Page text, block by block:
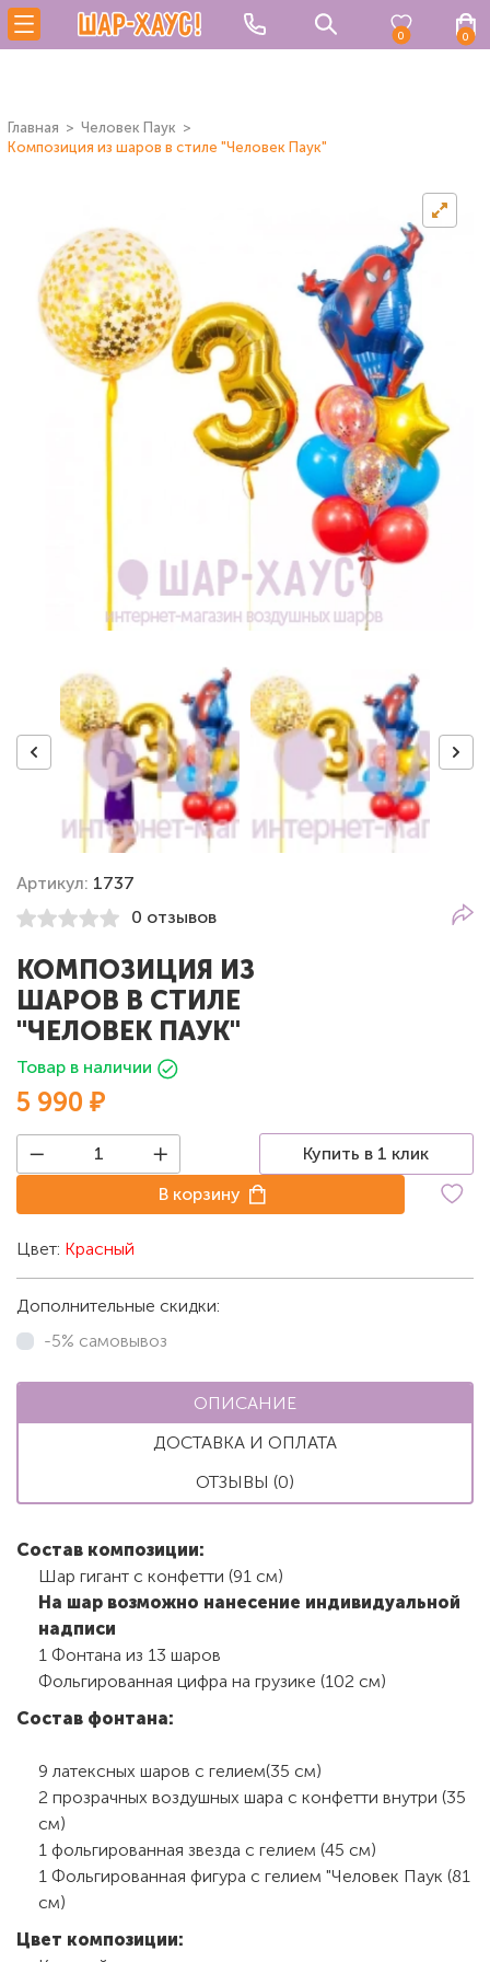
0 0
Главная
Человек Паук
Композиция из шаров в стиле "Человек Паук"
Артикул: 1737
0 отзывов
КОМПОЗИЦИЯ ИЗ
ШАРОВ В СТИЛЕ
"ЧЕЛОВЕК ПАУК"
Товар в наличии
5 990 ₽
Купить в 1 клик
В корзину
Цвет: Красный
Дополнительные скидки:
-5% самовывоз
ОПИСАНИЕ
ДОСТАВКА И ОПЛАТА
ОТЗЫВЫ (0)
Состав композиции:
Шар гигант с конфетти (91 см)
На шар возможно нанесение индивидуальной
надписи
1 Фонтана из 13 шаров
Фольгированная цифра на грузике (102 см)
Состав фонтана:
9 латексных шаров с гелием(35 см)
2 прозрачных воздушных шара с конфетти внутри (35
см)
1 фольгированная звезда с гелием (45 см)
1 Фольгированная фигура с гелием "Человек Паук (81
см)
Цвет композиции: